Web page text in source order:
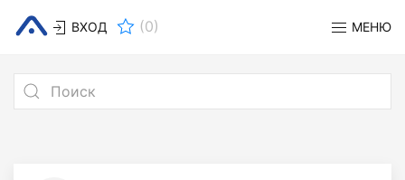
ВХОД (0) МЕНЮ